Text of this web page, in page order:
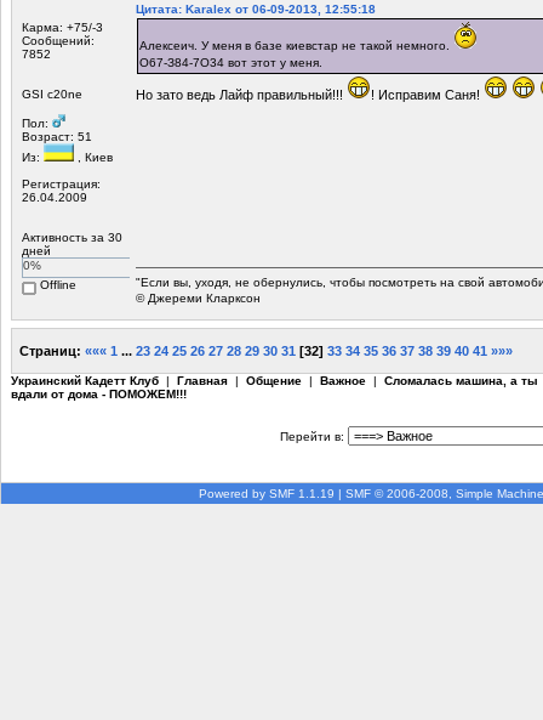
Карма: +75/-3
Сообщений:
7852
GSI c20ne
Пол:
Возраст: 51
Из:
, Киев
Регистрация:
26.04.2009
Активность за 30
дней
0%
Offline
Цитата: Karalex от 06-09-2013, 12:55:18
Алексеич. У меня в базе киевстар не такой немного.
О67-З84-7О34 вот этот у меня.
Но зато ведь Лайф правильный!!! ! Исправим Саня!
"Если вы, уходя, не обернулись, чтобы посмотреть на свой
© Джереми Кларксон
Страниц: ««« 1 ... 23 24 25 26 27 28 29 30 31 [32] 33 34 35 36 37 38 39 40 41 »»»
Украинский Кадетт Клуб | Главная | Общение | Важное | Сломалась машина, а ты
вдали от дома - ПОМОЖЕМ!!!
Перейти в:
Powered by SMF 1.1.19 | SMF © 2006-2008, Simple